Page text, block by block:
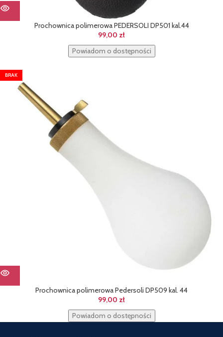
Prochownica polimerowa PEDERSOLI DP501 kal.44
99,00 zł
Powiadom o dostępności
BRAK
Prochownica polimerowa Pedersoli DP509 kal. 44
99,00 zł
Powiadom o dostępności